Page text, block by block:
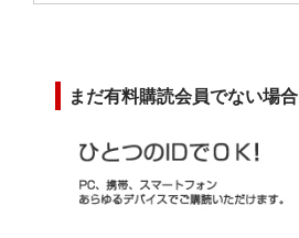
まだ有料購読会員でない場合